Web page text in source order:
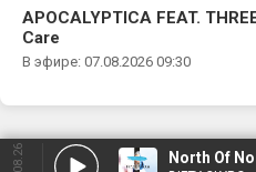
APOCALYPTICA FEAT.
Care
В эфире: 07.08.2026 09:30
North Of